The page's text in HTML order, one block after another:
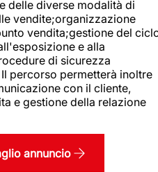
delle diverse modalità di
vendite;organizzazione
vendita;gestione del
e alla
di sicurezza
percorso permetterà inoltre
con il cliente,
e gestione della relazione
annuncio